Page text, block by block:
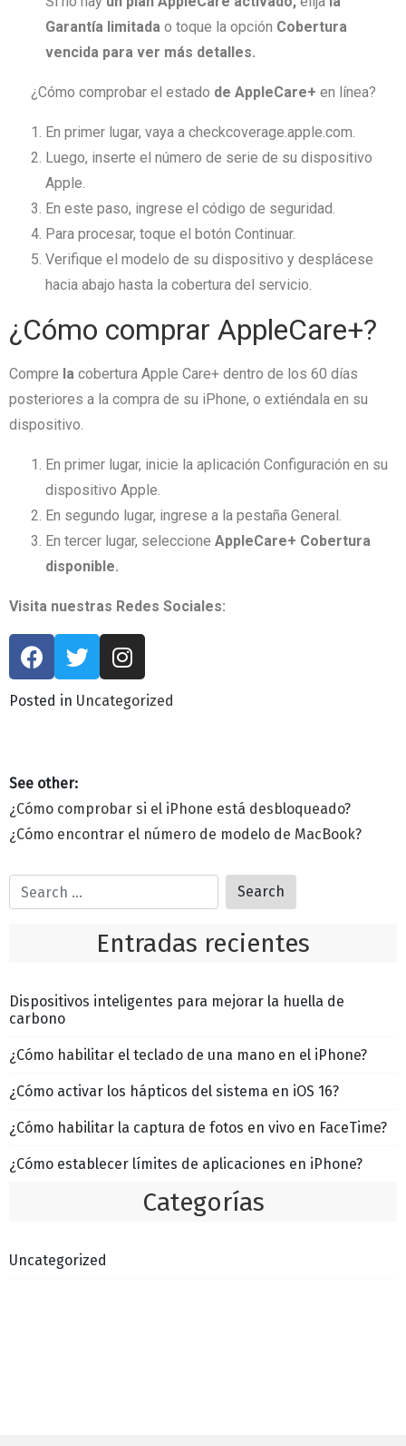
Garantía limitada o toque la opción Cobertura
vencida para ver más detalles.
¿Cómo comprobar el estado de AppleCare+ en línea?
En primer lugar, vaya a checkcoverage.apple.com.
Luego, inserte el número de serie de su dispositivo
Apple.
En este paso, ingrese el código de seguridad.
Para procesar, toque el botón Continuar.
Verifique el modelo de su dispositivo y desplácese
hacia abajo hasta la cobertura del servicio.
¿Cómo comprar AppleCare+?
Compre la cobertura Apple Care+ dentro de los 60 días
posteriores a la compra de su iPhone, o extiéndala en su
dispositivo.
En primer lugar, inicie la aplicación Configuración en su
dispositivo Apple.
En segundo lugar, ingrese a la pestaña General.
En tercer lugar, seleccione AppleCare+ Cobertura
disponible.
Visita nuestras Redes Sociales:
Posted in Uncategorized
¿Cómo comprobar si el iPhone está desbloqueado?
¿Cómo encontrar el número de modelo de MacBook?
Entradas recientes
Dispositivos inteligentes para mejorar la huella de
carbono
¿Cómo habilitar el teclado de una mano en el iPhone?
¿Cómo activar los hápticos del sistema en iOS 16?
¿Cómo habilitar la captura de fotos en vivo en FaceTime?
¿Cómo establecer límites de aplicaciones en iPhone?
Categorías
Uncategorized